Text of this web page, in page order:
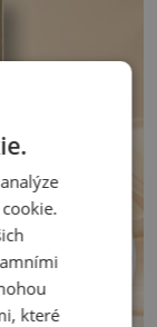
které